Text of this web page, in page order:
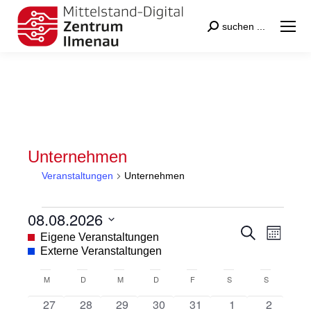
Search:
suchen ...
Unternehmen
Veranstaltungen Unternehmen
Veranstaltungen
und
Suche
Monat
08.08.2026
Datum
wählen.
Eigene Veranstaltungen
Externe Veranstaltungen
Kalender
von
M MONTAGD DIENSTAG
MMITTWOCH
D DONNERSTAG
F FREITAGSSAMSTAG
SSONNTAG
0
27
0
28
0
29
0
30
0
31
0
1
0
2